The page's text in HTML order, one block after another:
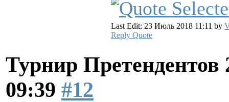
Last Edit: 23 Июль 2018 11:11 by
Reply Quote
Турнир
09:39 #12